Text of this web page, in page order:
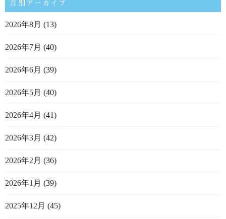
月別アーカイブ
2026年8月 (13)
2026年7月 (40)
2026年6月 (39)
2026年5月 (40)
2026年4月 (41)
2026年3月 (42)
2026年2月 (36)
2026年1月 (39)
2025年12月 (45)